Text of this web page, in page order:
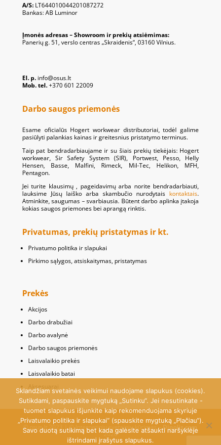
A/S:LT644010044201087272
Bankas: AB Luminor
Įmonės adresas – Showroom ir prekių atsiėmimas:
Panerių g. 51, verslo centras „Skraidenis“, 03160 Vilnius.
El. p.info@osus.lt
Mob. tel.+370 601 22009
Darbo saugos priemonės
Esame oficialūs Hogert workwear distributoriai, todėl galime
pasiūlyti palankias kainas ir greitesnius pristatymo terminus.
Taip pat bendradarbiaujame ir su šiais prekių tiekėjais: Hogert
workwear, Sir Safety System (SIR), Portwest, Pesso, Helly
Hensen, Basse, Malfini, Rimeck, Mil-Tec, Helikon, MFH,
Pentagon.
Jei turite klausimų , pageidavimų arba norite bendradarbiauti,
lauksime Jūsų laiško arba skambučio nurodytais kontaktais.
Atminkite, saugumas – svarbiausia. Būtent darbo aplinka įtakoja
kokias saugos priemones bei aprangą rinktis.
Privatumas, prekių pristatymas ir kt.
Privatumo politika ir slapukai
Pirkimo sąlygos, atsiskaitymas, pristatymas
Prekės
Akcijos
Darbo drabužiai
Darbo avalynė
Darbo saugos priemonės
Laisvalaikio prekės
Laisvalaikio batai
Aksesuarai
© osus.lt 2023 | © Internetinių svetainių kūrimas –Dipolis.com
2020
Sklandžiam svetainės veikimui naudojame slapukus (cookies).
Sutikdami, paspauskite mygtuką „Sutinku“. Jei nesutinkate -
tuomet slapukus išjunkite kaip rekomenduojama skyriuje
„Privatumo politika ir slapukai“ (spauskite mygtuką „Plačiau“).
Savo duotą sutikimą bet kada galėsite atšaukti naršyklėje
ištrindami įrašytus slapukus.